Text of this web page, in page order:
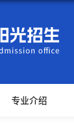
专业介绍